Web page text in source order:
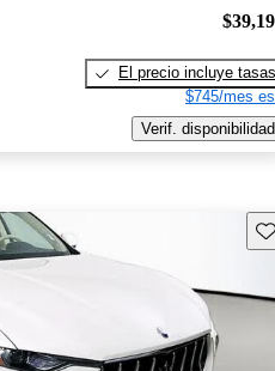
El precio incluye tasas
$745/mes
Verif. disponibilidad